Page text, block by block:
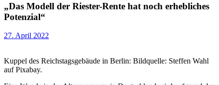
„Das Modell der Riester-Rente hat noch erhebliches
Potenzial“
27. April 2022
Kuppel des Reichstagsgebäude in Berlin: Bildquelle: Steffen Wahl
auf Pixabay.